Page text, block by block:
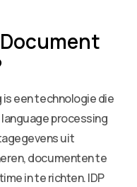
een technologie die
language processing
uit
documenten te
in te richten. IDP